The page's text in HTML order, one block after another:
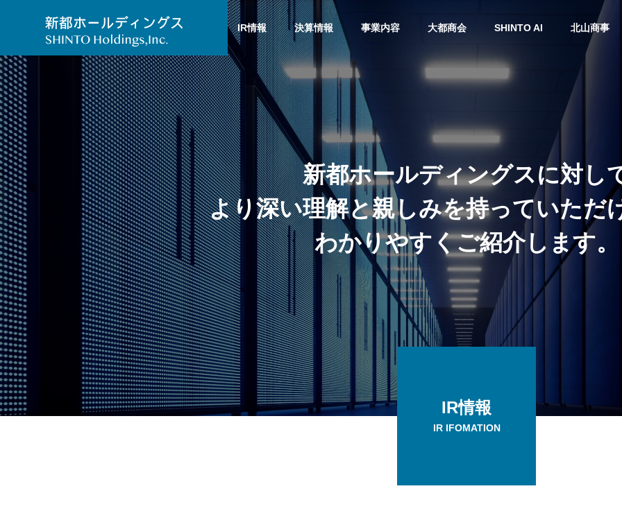
企業情報 ニュース IR情報 決算情報 事業内容 大都商会 SHINTO AI 北山商事
会社案内
COMPANY
Overview
会社概要
History
沿革
SDGs
持続可能な開発目標
Access
アクセス
新都ホールディングスに対し
より深い理解と親しみを持っていただ
わかりやすくご紹介します。
IR情報
IR IFOMATION